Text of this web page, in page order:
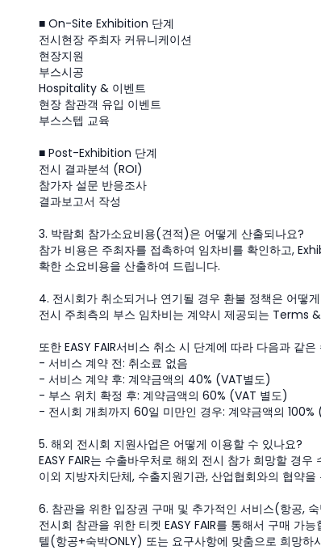
■ On-Site Exhibition 단계
전시현장 주최자 커뮤니케이션
현장지원
부스시공
Hospitality & 이벤트
현장 참관객 유입 이벤트
부스스텝 교육
■ Post-Exhibition 단계
전시 결과분석 (ROI)
참가자 설문 반응조사
결과보고서 작성
3. 박람회 참가소요비용(견적)은 어떻게 산출되나요?
참가 비용은 주최자를 접촉하여 임차비를 확인하고,
확한 소요비용을 산출하여 드립니다.
4. 전시회가 취소되거나 연기될 경우 환불 정책은 어떻
전시 주최측의 부스 임차비는 계약시 제공되는 Terms
또한 EASY FAIR서비스 취소 시 단계에 따라 다음과 같
- 서비스 계약 전: 취소료 없음
- 서비스 계약 후: 계약금액의 40% (VAT별도)
- 부스 위치 확정 후: 계약금액의 60% (VAT 별도)
- 전시회 개최까지 60일 미만인 경우: 계약금액의 100%
5. 해외 전시회 지원사업은 어떻게 이용할 수 있나요?
EASY FAIR는 수출바우처로 해외 전시 참가 희망할 경우
이외 지방자치단체, 수출지원기관, 산업협회와의 협약
6. 참관을 위한 입장권 구매 및 추가적인 서비스(항공,
전시회 참관을 위한 티켓 EASY FAIR를 통해서 구매 가
텔(항공+숙박ONLY) 또는 요구사항에 맞춤으로 희망